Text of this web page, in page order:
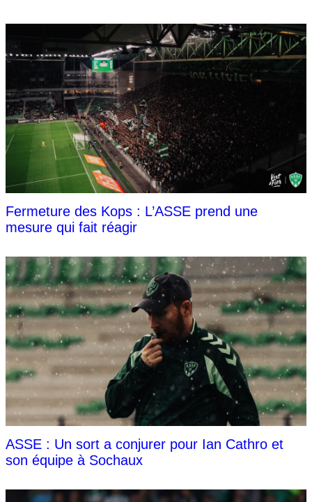
Fermeture des Kops : L’ASSE prend une
mesure qui fait réagir
ASSE : Un sort a conjurer pour Ian Cathro et
son équipe à Sochaux